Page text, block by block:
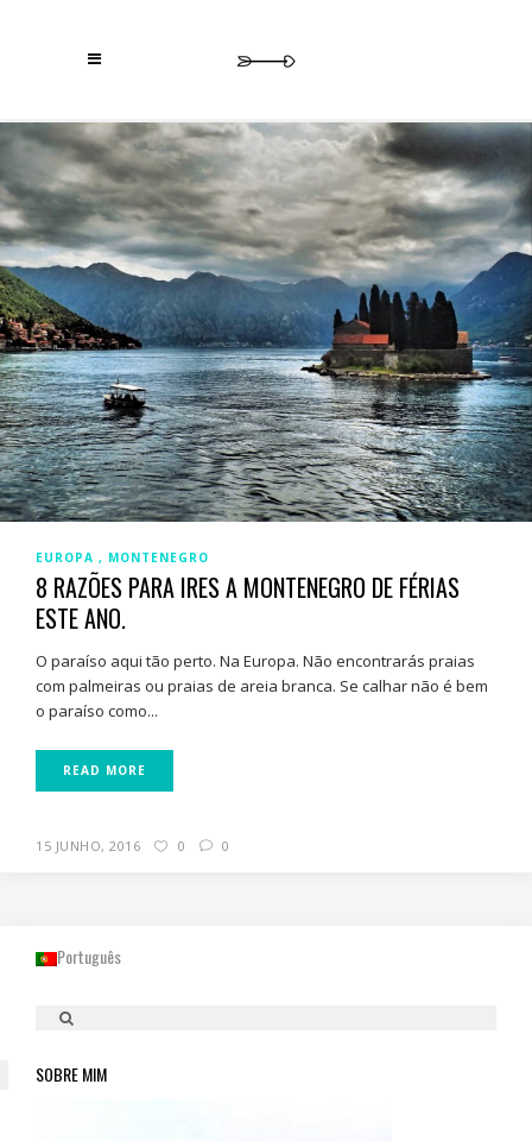
EUROPA MONTENEGRO
8 RAZÕES PARA IRES A MONTENEGRO DE FÉRIAS
ESTE ANO.
O paraíso aqui tão perto. Na Europa. Não encontrarás praias
com palmeiras ou praias de areia branca. Se calhar não é bem
o paraíso como...
READ MORE
15 JUNHO, 2016 0 0
Português
SOBRE MIM